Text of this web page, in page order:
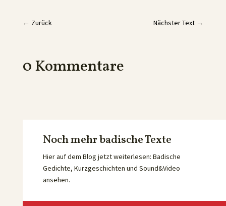
← Zurück Nächster Text →
0 Kommentare
Noch mehr badische Texte
Hier auf dem Blog jetzt weiterlesen: Badische
Gedichte, Kurzgeschichten und Sound&Video
ansehen.